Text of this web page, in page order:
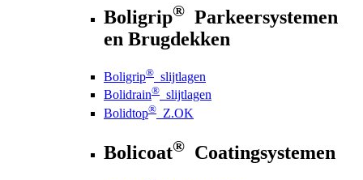
Boligrip® Parkeersystemen
en Brugdekken
Boligrip® slijtlagen
Bolidrain® slijtlagen
Bolidtop® Z.OK
Bolicoat® Coatingsystemen